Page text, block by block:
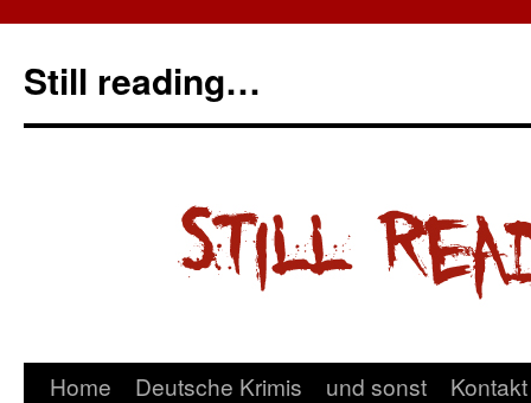
Still reading…
Home Deutsche Krimis und sonst Kontakt